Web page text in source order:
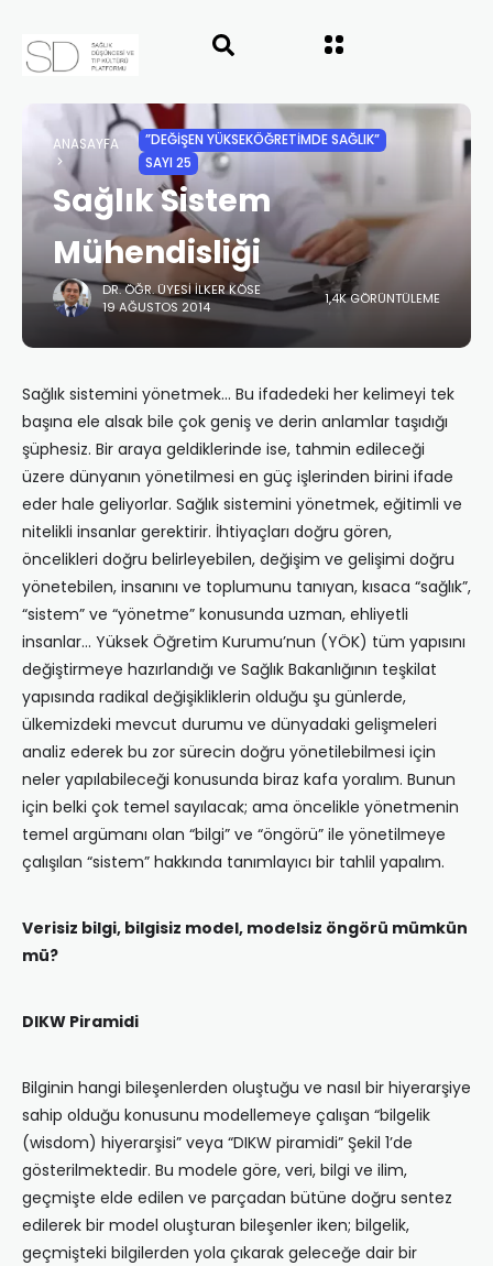
ANASAYFA
”DEĞIŞEN YÜKSEKÖĞRETIMDE SAĞLIK”
SAYI 25
Sağlık Sistem
Mühendisliği
DR. ÖĞR. ÜYESI İLKER KÖSE
19 AĞUSTOS 2014
1,4K GÖRÜNTÜLEME
Sağlık sistemini yönetmek… Bu ifadedeki her kelimeyi tek
başına ele alsak bile çok geniş ve derin anlamlar taşıdığı
şüphesiz. Bir araya geldiklerinde ise, tahmin edileceği
üzere dünyanın yönetilmesi en güç işlerinden birini ifade
eder hale geliyorlar. Sağlık sistemini yönetmek, eğitimli ve
nitelikli insanlar gerektirir. İhtiyaçları doğru gören,
öncelikleri doğru belirleyebilen, değişim ve gelişimi doğru
yönetebilen, insanını ve toplumunu tanıyan, kısaca “sağlık”,
“sistem” ve “yönetme” konusunda uzman, ehliyetli
insanlar… Yüksek Öğretim Kurumu’nun (YÖK) tüm yapısını
değiştirmeye hazırlandığı ve Sağlık Bakanlığının teşkilat
yapısında radikal değişikliklerin olduğu şu günlerde,
ülkemizdeki mevcut durumu ve dünyadaki gelişmeleri
analiz ederek bu zor sürecin doğru yönetilebilmesi için
neler yapılabileceği konusunda biraz kafa yoralım. Bunun
için belki çok temel sayılacak; ama öncelikle yönetmenin
temel argümanı olan “bilgi” ve “öngörü” ile yönetilmeye
çalışılan “sistem” hakkında tanımlayıcı bir tahlil yapalım.
Verisiz bilgi, bilgisiz model, modelsiz öngörü mümkün
mü?
DIKW Piramidi
Bilginin hangi bileşenlerden oluştuğu ve nasıl bir hiyerarşiye
sahip olduğu konusunu modellemeye çalışan “bilgelik
(wisdom) hiyerarşisi” veya “DIKW piramidi” Şekil 1’de
gösterilmektedir. Bu modele göre, veri, bilgi ve ilim,
geçmişte elde edilen ve parçadan bütüne doğru sentez
edilerek bir model oluşturan bileşenler iken; bilgelik,
geçmişteki bilgilerden yola çıkarak geleceğe dair bir